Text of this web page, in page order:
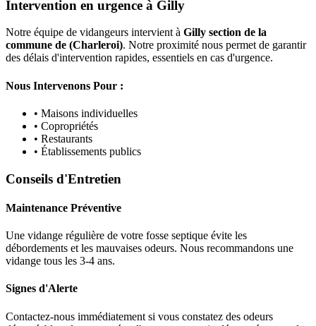
Intervention en urgence à Gilly
Notre équipe de vidangeurs intervient à Gilly section de la
commune de (Charleroi). Notre proximité nous permet de garantir
des délais d'intervention rapides, essentiels en cas d'urgence.
Nous Intervenons Pour :
• Maisons individuelles
• Copropriétés
• Restaurants
• Établissements publics
Conseils d'Entretien
Maintenance Préventive
Une vidange régulière de votre fosse septique évite les
débordements et les mauvaises odeurs. Nous recommandons une
vidange tous les 3-4 ans.
Signes d'Alerte
Contactez-nous immédiatement si vous constatez des odeurs